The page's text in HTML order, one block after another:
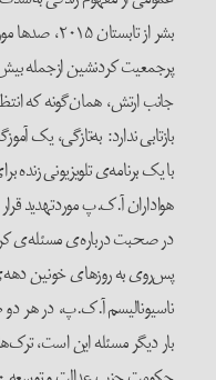
بشر از
جانب ارتش، همان‌گونه که
بازتابی ندارد: به‌تازگی، یک
با یک برنامه‌ی تلویزیونی
هواداران آ.ک.پ موردتهدید
در صحبت درباره‌ی مسئله‌ی
ناسیونالیسم آ.ک.پ، در هر
بار دیگر مسئله این است،